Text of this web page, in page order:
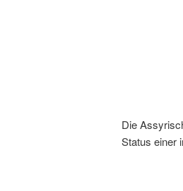
Die
Status einer